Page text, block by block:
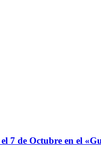
7 de Octubre en el